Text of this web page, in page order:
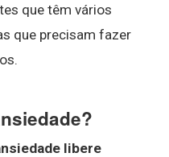
que têm vários
que precisam fazer
libere